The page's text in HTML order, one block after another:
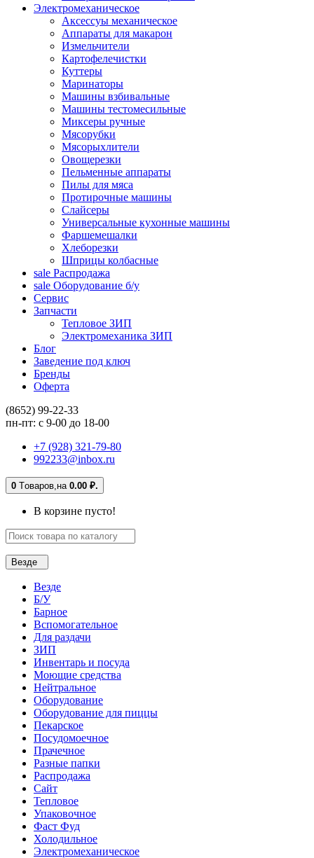
Электромеханическое
Аксессуы механическое
Аппараты для макарон
Измельчители
Картофелечистки
Куттеры
Маринаторы
Машины взбивальные
Машины тестомесильные
Миксеры ручные
Мясорубки
Мясорыхлители
Овощерезки
Пельменные аппараты
Пилы для мяса
Протирочные машины
Слайсеры
Универсальные кухонные машины
Фаршемешалки
Хлеборезки
Шприцы колбасные
sale Распродажа
sale Оборудование б/у
Сервис
Запчасти
Тепловое ЗИП
Электромеханика ЗИП
Блог
Заведение под ключ
Бренды
Оферта
(8652) 99-22-33
пн-пт: с 9-00 до 18-00
+7 (928) 321-79-80
992233@inbox.ru
0 Tоваров, на 0.00 ₽.
В корзине пусто!
Везде
Везде
Б/У
Барное
Вспомогательное
Для раздачи
ЗИП
Инвентарь и посуда
Моющие средства
Нейтральное
Оборудование
Оборудование для пиццы
Пекарское
Посудомоечное
Прачечное
Разные папки
Распродажа
Сайт
Тепловое
Упаковочное
Фаст Фуд
Холодильное
Электромеханическое